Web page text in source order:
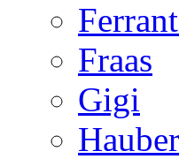
Fraas
Gigi
Hauber